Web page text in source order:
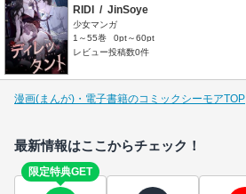
RIDI / JinSoye
少女マンガ
1～55巻
0pt～60pt
レビュー投稿数0件
漫画(まんが)・電子書籍のコミックシーモアTOP
最新情報はここからチェック！
限定特典GET